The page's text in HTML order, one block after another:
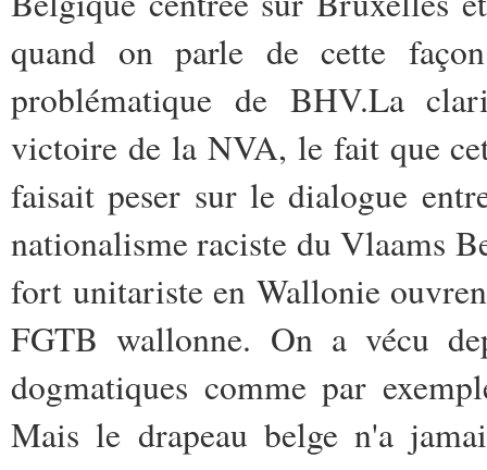
quand on parle de cette
problématique de BHV.La
victoire de la NVA, le fait que
faisait peser sur le dialogue
nationalisme raciste du Vlaams
fort unitariste en Wallonie
FGTB wallonne. On a vécu
dogmatiques comme par
Mais le drapeau belge n'a